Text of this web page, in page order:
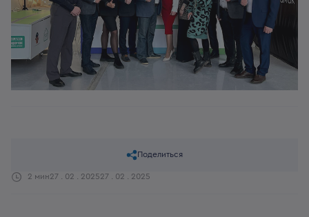
2 мин27 . 02 . 202527 . 02 . 2025
Поделиться